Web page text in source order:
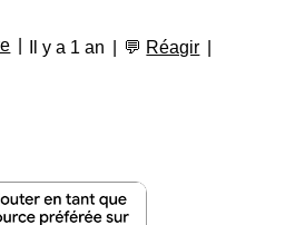
Il y a 1 an 💬 Réagir